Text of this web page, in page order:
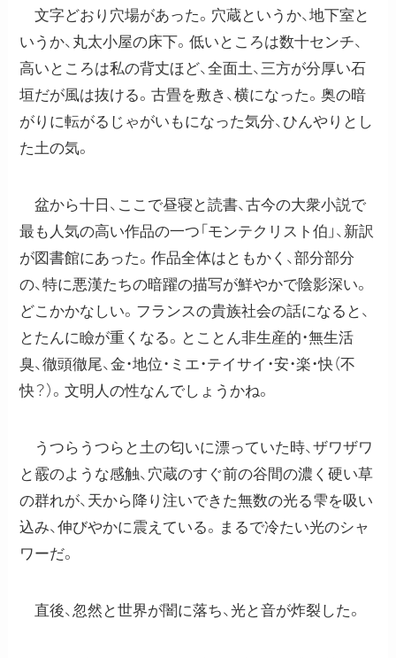
文字どおり穴場があった。穴蔵というか、地下室と
いうか、丸太小屋の床下。低いところは数十センチ、
高いところは私の背丈ほど、全面土、三方が分厚い石
垣だが風は抜ける。古畳を敷き、横になった。奥の暗
がりに転がるじゃがいもになった気分、ひんやりとし
た土の気。
盆から十日、ここで昼寝と読書、古今の大衆小説で
最も人気の高い作品の一つ「モンテクリスト伯」、新訳
が図書館にあった。作品全体はともかく、部分部分
の、特に悪漢たちの暗躍の描写が鮮やかで陰影深い。
どこかかなしい。フランスの貴族社会の話になると、
とたんに瞼が重くなる。とことん非生産的・無生活
臭、徹頭徹尾、金・地位・ミエ・テイサイ・安・楽・快（不
快？）。文明人の性なんでしょうかね。
うつらうつらと土の匂いに漂っていた時、ザワザワ
と霰のような感触、穴蔵のすぐ前の谷間の濃く硬い草
の群れが、天から降り注いできた無数の光る雫を吸い
込み、伸びやかに震えている。まるで冷たい光のシャ
ワーだ。
直後、忽然と世界が闇に落ち、光と音が炸裂した。